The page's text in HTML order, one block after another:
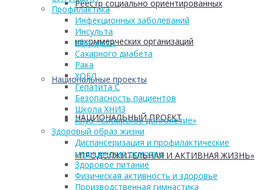
Реестр социально ориентированных
некоммерческих организаций
Национальные проекты
НАЦИОНАЛЬНЫЙ ПРОЕКТ
«ПРОДОЛЖИТЕЛЬНАЯ И АКТИВНАЯ ЖИЗНЬ»
Профилактика
Инфекционных заболеваний
Инсульта
Инфаркта
Сахарного диабета
Рака
ХОБЛ
Гепатита С
Безопасность пациентов
Школа ХНИЗ
Клуб «Сибирское долголетие»
Здоровый образ жизни
Диспансеризация и профилактические
медицинские осмотры
Здоровое питание
Физическая активность и здоровье
Производственная гимнастика